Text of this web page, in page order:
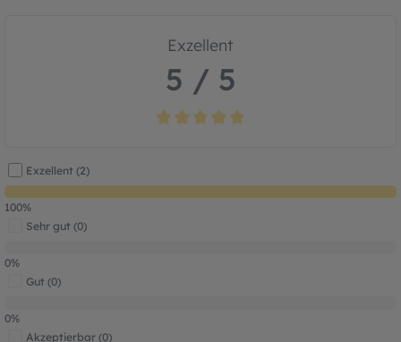
Exzellent
5 / 5
Exzellent (2)
100%
Sehr gut (0)
0%
Gut (0)
0%
Akzeptierbar (0)